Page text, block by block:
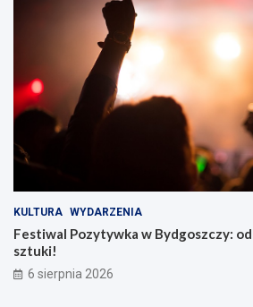
KULTURA WYDARZENIA
Festiwal Pozytywka w Bydgoszczy:
sztuki!
6 sierpnia 2026